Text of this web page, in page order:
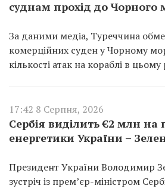
суднам прохід до Чорного
За даними медіа, Туреччина
комерційних суден у Чорному
кількості атак на кораблі в цьому
17:42 8 Серпня, 2026
Сербія виділить €2 млн на
енергетики України –
Президент України Володимир
зустріч із прем’єр-міністром